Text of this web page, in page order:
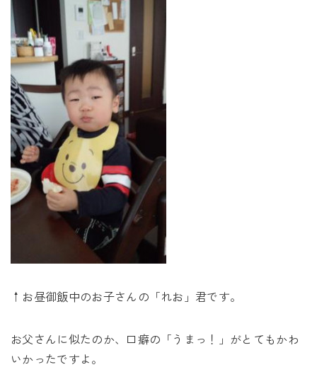
↑お昼御飯中のお子さんの「れお」君です。
お父さんに似たのか、口癖の「うまっ！」がとてもかわ
いかったですよ。